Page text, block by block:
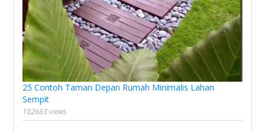
25 Contoh Taman Depan Rumah Minimalis Lahan
Sempit
182663 views